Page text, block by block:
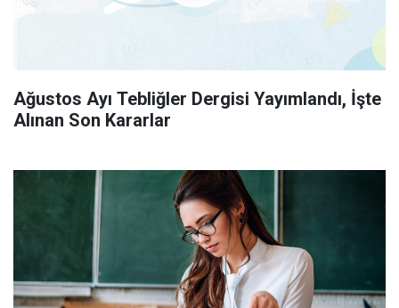
Ağustos Ayı Tebliğler Dergisi Yayımlandı, İşte
Alınan Son Kararlar